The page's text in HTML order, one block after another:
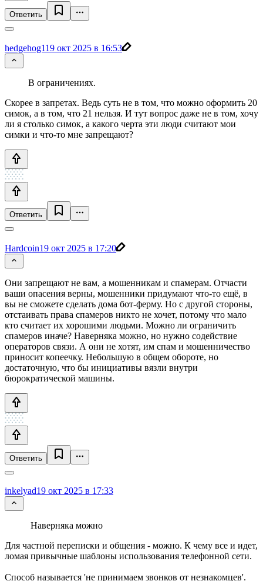
Ответить
hedgehog119 окт 2025 в 16:53
В ограничениях.
Скорее в запретах. Ведь суть не в том, что можно оформить 20
симок, а в том, что 21 нельзя. И тут вопрос даже не в том, хочу
ли я столько симок, а какого черта эти люди считают мои
симки и что-то мне запрещают?
Ответить
Hardcoin19 окт 2025 в 17:20
Они запрещают не вам, а мошенникам и спамерам. Отчасти
ваши опасения верны, мошенники придумают что-то ещё, в
вы не сможете сделать дома бот-ферму. Но с другой стороны,
отстаивать права спамеров никто не хочет, потому что мало
кто считает их хорошими людьми. Можно ли ограничить
спамеров иначе? Наверняка можно, но нужно содействие
операторов связи. А они не хотят, им спам и мошенничество
приносит копеечку. Небольшую в общем обороте, но
достаточную, что бы инициативы вязли внутри
бюрократической машины.
Ответить
inkelyad19 окт 2025 в 17:33
Наверняка можно
Для частной переписки и общения - можно. К чему все и идет,
ломая привычные шаблоны использования телефонной сети.
Способ называется 'не принимаем звонков от незнакомцев'.